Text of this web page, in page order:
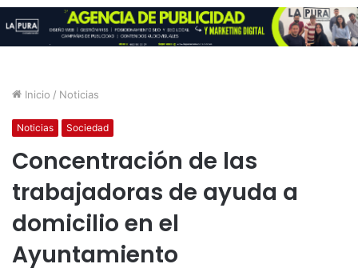
Inicio / Noticias
Noticias Sociedad
Concentración de las
trabajadoras de ayuda a
domicilio en el
Ayuntamiento